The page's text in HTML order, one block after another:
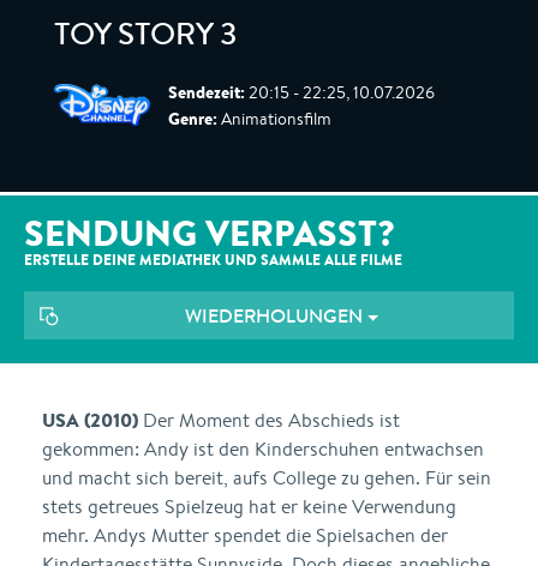
TOY STORY 3
Sendezeit: 20:15 - 22:25, 10.07.2026
Genre: Animationsfilm
SENDUNG VERPASST?
ERSTELLE DEINE MEDIATHEK UND SAMMLE ALLE FILME
WIEDERHOLUNGEN
USA (2010) Der Moment des Abschieds ist
gekommen: Andy ist den Kinderschuhen entwachsen
und macht sich bereit, aufs College zu gehen. Für sein
stets getreues Spielzeug hat er keine Verwendung
mehr. Andys Mutter spendet die Spielsachen der